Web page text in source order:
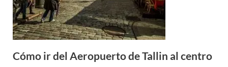
Cómo ir del Aeropuerto de Tallin al centro